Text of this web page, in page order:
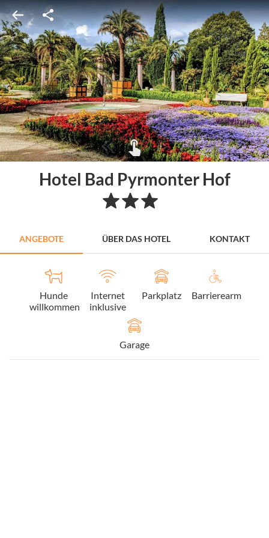
Hotel Bad Pyrmonter Hof
ANGEBOTE ÜBER DAS HOTEL KONTAKT
Hunde
willkommen
Internet
inklusive
Parkplatz Barrierearm
Garage